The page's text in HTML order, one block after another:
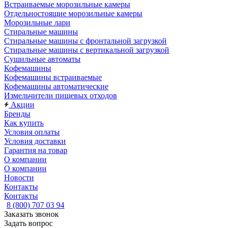
Встраиваемые морозильные камеры
Отдельностоящие морозильные камеры
Морозильные лари
Стиральные машины
Стиральные машины с фронтальной загрузкой
Стиральные машины с вертикальной загрузкой
Сушильные автоматы
Кофемашины
Кофемашины встраиваемые
Кофемашины автоматические
Измельчители пищевых отходов
Акции
Бренды
Как купить
Условия оплаты
Условия доставки
Гарантия на товар
О компании
О компании
Новости
Контакты
Контакты
8 (800) 707 03 94
Заказать звонок
Задать вопрос